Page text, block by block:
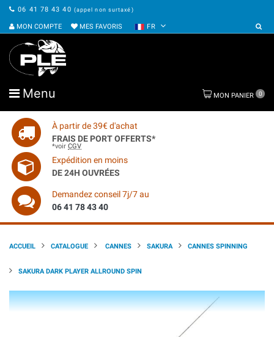
06 41 78 43 40 (appel non surtaxé)
MON COMPTE MES FAVORIS FR
Menu MON PANIER 0
À partir de 39€ d'achat
FRAIS DE PORT OFFERTS*
*voir CGV
Expédition en moins
DE 24H OUVRÉES
Demandez conseil 7j/7 au
06 41 78 43 40
ACCUEIL CATALOGUE CANNES SAKURA CANNES SPINNING
SAKURA DARK PLAYER ALLROUND SPIN